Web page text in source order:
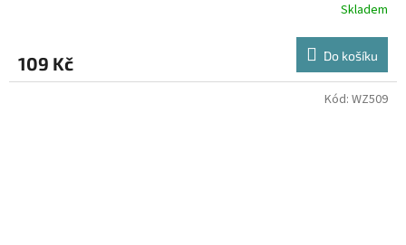
Skladem
109 Kč Do košíku
Kód: WZ509